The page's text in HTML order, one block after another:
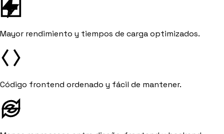
Mayor rendimiento y tiempos de carga optimizados.
Código frontend ordenado y fácil de mantener.